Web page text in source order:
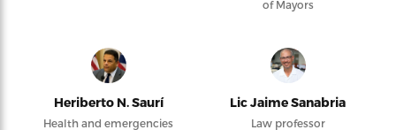
of Mayors
Heriberto N. Saurí
Health and emergencies
Lic Jaime Sanabria
Law professor